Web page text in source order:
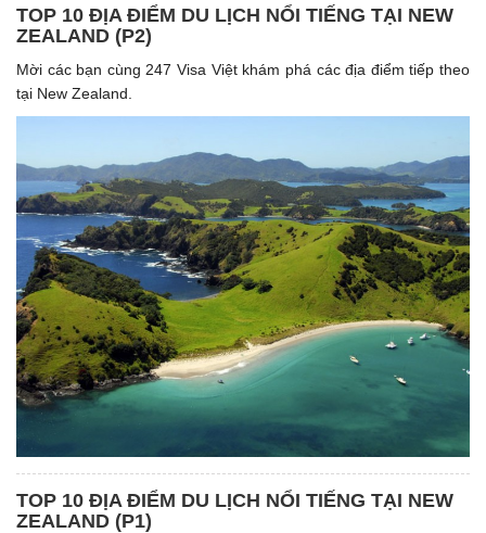
TOP 10 ĐỊA ĐIỂM DU LỊCH NỔI TIẾNG TẠI NEW
ZEALAND (P2)
Mời các bạn cùng 247 Visa Việt khám phá các địa điểm tiếp theo
tại New Zealand.
TOP 10 ĐỊA ĐIỂM DU LỊCH NỔI TIẾNG TẠI NEW
ZEALAND (P1)